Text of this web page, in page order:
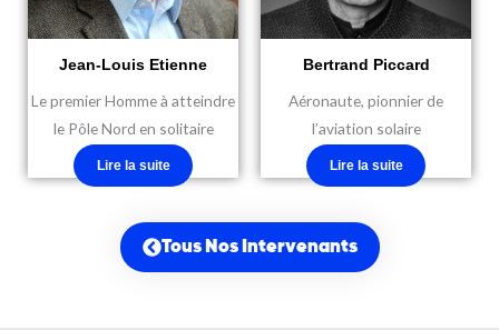
Jean-Louis Etienne
Le premier Homme à atteindre
le Pôle Nord en solitaire
Lire la suite
Bertrand Piccard
Aéronaute, pionnier de
l’aviation solaire
Lire la suite
Tous Nos Intervenants